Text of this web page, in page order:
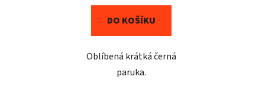
DO KOŠÍKU
Oblíbená krátká černá
paruka.